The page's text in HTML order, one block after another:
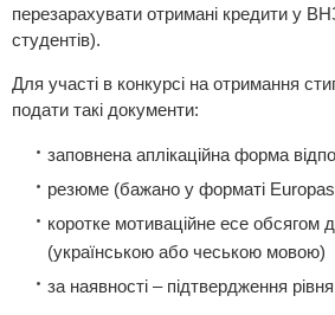
перезарахувати отримані кредити у
студентів).
Для участі в конкурсі на отримання
подати такі документи:
заповнена аплікаційна форма
резюме (бажано у форматі
коротке мотиваційне есе обсягом
(українською або чеською мовою)
за наявності – підтвердження